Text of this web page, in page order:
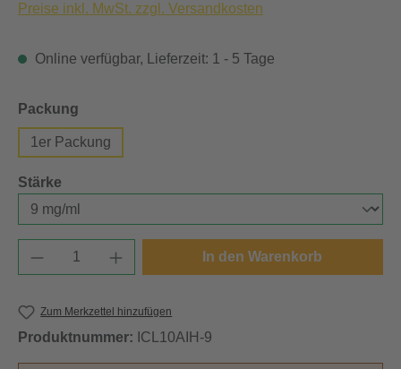
Preise inkl. MwSt. zzgl. Versandkosten
Online verfügbar, Lieferzeit: 1 - 5 Tage
Packung
1er Packung
Stärke
Produkt Anzahl: Gib den gewünschten
In den Warenkorb
Zum Merkzettel hinzufügen
Produktnummer: ICL10AIH-9